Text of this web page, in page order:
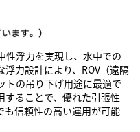
性浮力を実現し、水中での
力設計により、ROV（遠隔
トの吊り下げ用途に最適で
することで、優れた引張性
も信頼性の高い運用が可能